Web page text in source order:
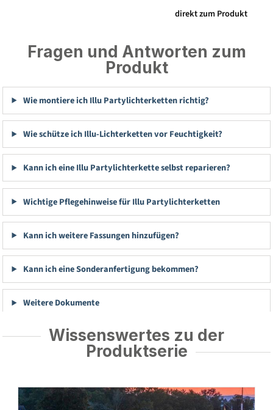
direkt zum Produkt
Fragen und Antworten zum
Produkt
Wie montiere ich Illu Partylichterketten richtig?
Wie schütze ich Illu-Lichterketten vor Feuchtigkeit?
Kann ich eine Illu Partylichterkette selbst reparieren?
Wichtige Pflegehinweise für Illu Partylichterketten
Kann ich weitere Fassungen hinzufügen?
Kann ich eine Sonderanfertigung bekommen?
Weitere Dokumente
Wissenswertes zu der
Produktserie